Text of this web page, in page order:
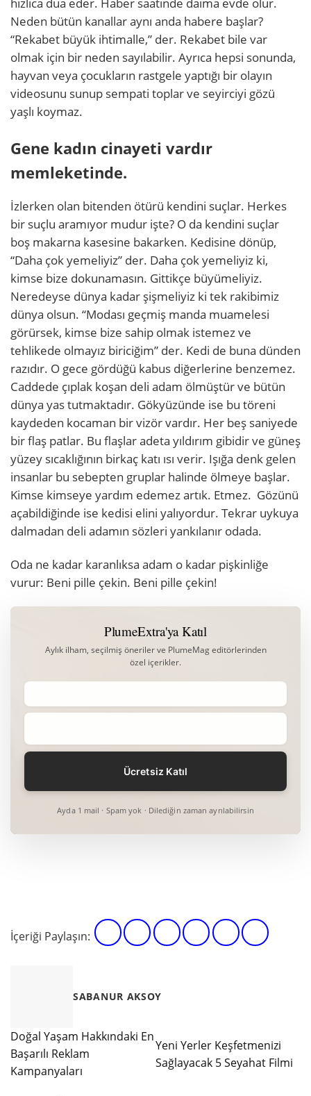
Neden bütün kanallar aynı anda habere başlar?
“Rekabet büyük ihtimalle,” der. Rekabet bile var
olmak için bir neden sayılabilir. Ayrıca hepsi sonunda,
hayvan veya çocukların rastgele yaptığı bir olayın
videosunu sunup sempati toplar ve seyirciyi gözü
yaşlı koymaz.
Gene kadın cinayeti vardır
memleketinde.
İzlerken olan bitenden ötürü kendini suçlar. Herkes
bir suçlu aramıyor mudur işte? O da kendini suçlar
boş makarna kasesine bakarken. Kedisine dönüp,
“Daha çok yemeliyiz” der. Daha çok yemeliyiz ki,
kimse bize dokunamasın. Gittikçe büyümeliyiz.
Neredeyse dünya kadar şişmeliyiz ki tek rakibimiz
dünya olsun. “Modası geçmiş manda muamelesi
görürsek, kimse bize sahip olmak istemez ve
tehlikede olmayız biriciğim” der. Kedi de buna dünden
razıdır. O gece gördüğü kabus diğerlerine benzemez.
Caddede çıplak koşan deli adam ölmüştür ve bütün
dünya yas tutmaktadır. Gökyüzünde ise bu töreni
kaydeden kocaman bir vizör vardır. Her beş saniyede
bir flaş patlar. Bu flaşlar adeta yıldırım gibidir ve güneş
yüzey sıcaklığının birkaç katı ısı verir. Işığa denk gelen
insanlar bu sebepten gruplar halinde ölmeye başlar.
Kimse kimseye yardım edemez artık. Etmez. Gözünü
açabildiğinde ise kedisi elini yalıyordur. Tekrar uykuya
dalmadan deli adamın sözleri yankılanır odada.
Oda ne kadar karanlıksa adam o kadar pişkinliğe
vurur: Beni pille çekin. Beni pille çekin!
PlumeExtra'ya Katıl
Aylık ilham, seçilmiş öneriler ve PlumeMag editörlerinden
özel içerikler.
Ayda 1 mail · Spam yok · Dilediğin zaman ayrılabilirsin
İçeriği Paylaşın:
SABANUR AKSOY
Doğal Yaşam Hakkındaki En
Başarılı Reklam
Kampanyaları
Yeni Yerler Keşfetmenizi
Sağlayacak 5 Seyahat Filmi